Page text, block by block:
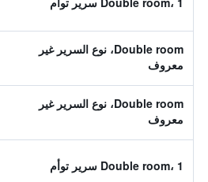
Double room، نوع السرير غير
معروف
Double room، نوع السرير غير
معروف
Double room، 1 سرير توأم